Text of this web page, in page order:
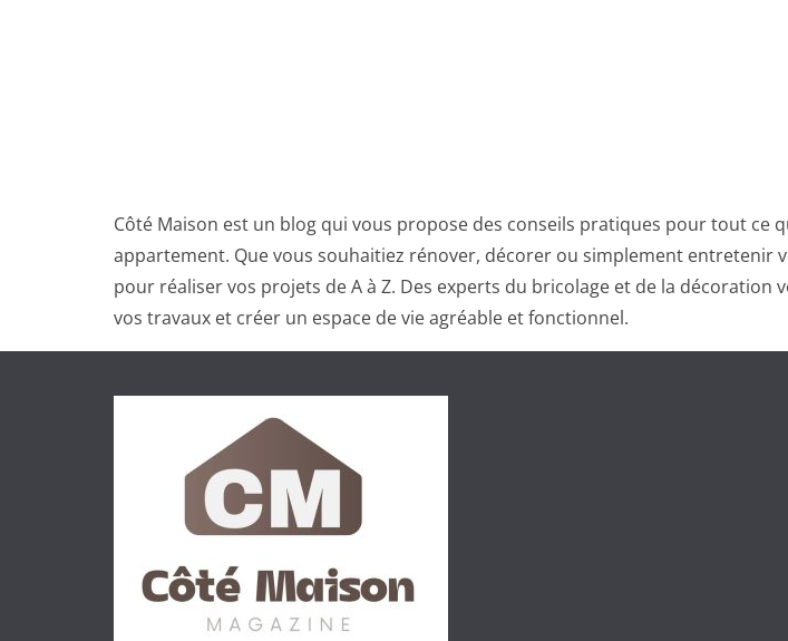
Côté Maison est un blog qui vous propose des conseils pratiques pour tout
appartement. Que vous souhaitiez rénover, décorer ou simplement entretenir
pour réaliser vos projets de A à Z. Des experts du bricolage et de la
vos travaux et créer un espace de vie agréable et fonctionnel.